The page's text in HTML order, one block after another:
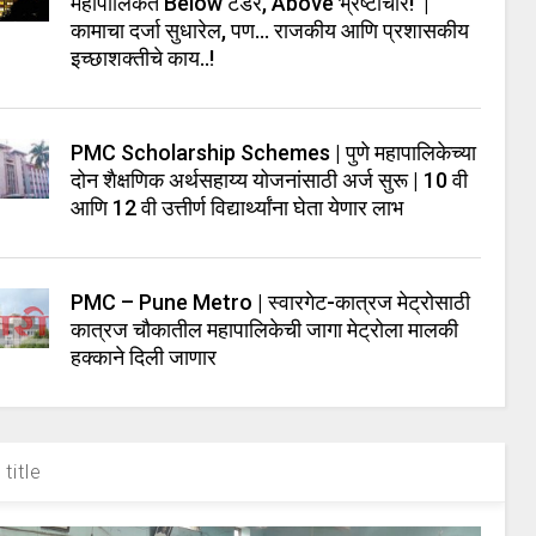
कामाचा दर्जा सुधारेल, पण… राजकीय आणि प्रशासकीय
इच्छाशक्तीचे काय..!
PMC Scholarship Schemes | पुणे महापालिकेच्या
दोन शैक्षणिक अर्थसहाय्य योजनांसाठी अर्ज सुरू | 10 वी
आणि 12 वी उत्तीर्ण विद्यार्थ्यांना घेता येणार लाभ
PMC – Pune Metro | स्वारगेट-कात्रज मेट्रोसाठी
कात्रज चौकातील महापालिकेची जागा मेट्रोला मालकी
हक्काने दिली जाणार